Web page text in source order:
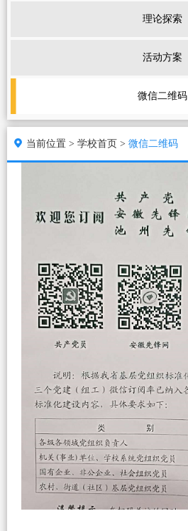
理论探索
活动方案
微信二维码
当前位置 > 学校首页 > 微信二维码